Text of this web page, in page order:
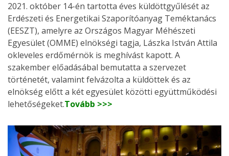
2021. október 14-én tartotta éves küldöttgyűlését az
Erdészeti és Energetikai Szaporítóanyag Teméktanács
(EESZT), amelyre az Országos Magyar Méhészeti
Egyesület (OMME) elnökségi tagja, Lászka István Attila
okleveles erdőmérnök is meghívást kapott. A
szakember előadásábal bemutatta a szervezet
történetét, valamint felvázolta a küldöttek és az
elnökség előtt a két egyesület közötti együttműködési
lehetőségeket.Tovább >>>